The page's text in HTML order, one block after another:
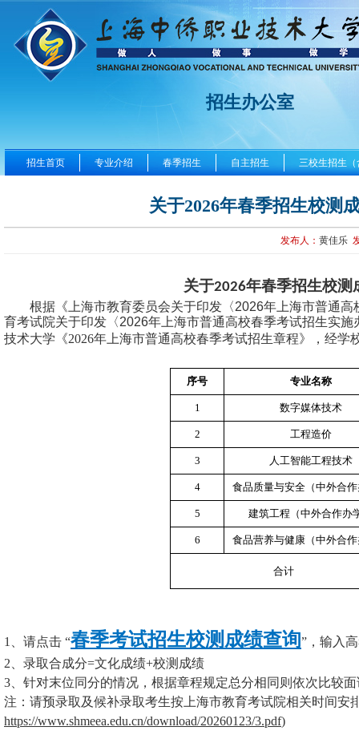
招生办公室
招生首页 专业介绍 春季招生 自主招生 三校生招生
关于2026年春季招生校测
发布人： 黄佳乐
关于2026年春季招生校测
根据《上海市教育委员会关于印发〈2026年上海市普通
育考试院关于印发〈2026年上海市普通高校春季考试招生实
技术大学 《2026年上海市普通高校春季考试招生章程》，经学
序号 专业名称
1 数字媒体技术
2 工程造价
3 人工智能工程技术
4 食品质量与安全（中外合
5 建筑工程（中外合作办
6 食品营养与健康（中外合
合计
1、请点击 “春季考试招生校测成绩查询”，输入
2 、录取合成分=文化成绩+校测成绩
3 、针对末位同分的情况，根据章程规定总分相同则依次比较
注：请预录取及候补录取考生按上海市教育考试院相关时间
https://www.shmeea.edu.cn/download/20260123/3.pdf)